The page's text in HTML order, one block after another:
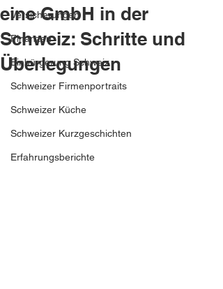
Versicherungen
Finanzen
Einbürgerung Schweiz
Schweizer Firmenportraits
Schweizer Küche
Schweizer Kurzgeschichten
Erfahrungsberichte
eine GmbH in der
Schweiz: Schritte und
Überlegungen